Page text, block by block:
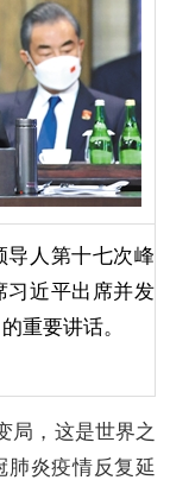
导人第十七次峰
近平出席并发
重要讲话。
局，这是世界之
肺炎疫情反复延